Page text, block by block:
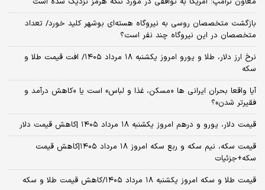
بازگشت متخصصان روسی به نیروگاه هسته‌ای بوشهر کلید خورد/ تعداد
متخصصان در این نیروگاه چند نفر است؟
نرخ ارز دلار، طلا و یورو امروز یکشنبه ۱۸ مرداد ۱۴۰۵/ افت قیمت طلا و
سکه
آیا واقعا بحران ایرانی ها «مسکن، غذا و لباس» است یا «کاهش درآمد و
فقیرتر شدن»؟
قیمت دلار، یورو و درهم امروز یکشنبه ۱۸ مرداد ۱۴۰۵ |کاهش قیمت دلار
قیمت سکه، نیم سکه و ربع سکه امروز ۱۸ مرداد ۱۴۰۵|کاهش قیمت
سکه+جزئیات
قیمت طلا و سکه امروز یکشنبه ۱۸ مرداد ۱۴۰۵/کاهش قیمت طلا و سکه